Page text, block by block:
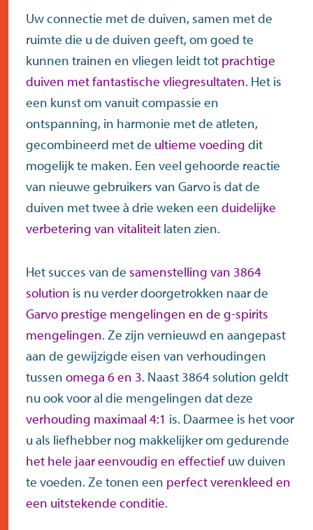
Uw connectie met de duiven, samen met de
ruimte die u de duiven geeft, om goed te
kunnen trainen en vliegen leidt tot prachtige
duiven met fantastische vliegresultaten. Het is
een kunst om vanuit compassie en
ontspanning, in harmonie met de atleten,
gecombineerd met de ultieme voeding dit
mogelijk te maken. Een veel gehoorde reactie
van nieuwe gebruikers van Garvo is dat de
duiven met twee à drie weken een duidelijke
verbetering van vitaliteit laten zien.
Het succes van de samenstelling van 3864
solution is nu verder doorgetrokken naar de
Garvo prestige mengelingen en de g-spirits
mengelingen. Ze zijn vernieuwd en aangepast
aan de gewijzigde eisen van verhoudingen
tussen omega 6 en 3. Naast 3864 solution geldt
nu ook voor al die mengelingen dat deze
verhouding maximaal 4:1 is. Daarmee is het voor
u als liefhebber nog makkelijker om gedurende
het hele jaar eenvoudig en effectiefuw duiven
te voeden. Ze tonen een perfect verenkleed en
een uitstekende conditie.